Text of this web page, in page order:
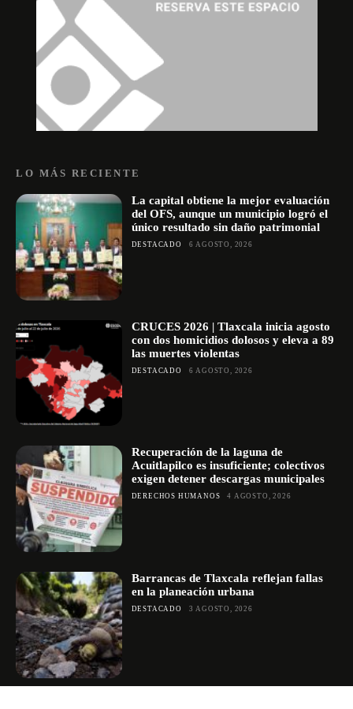
LO MÁS RECIENTE
La capital obtiene la mejor evaluación
del OFS, aunque un municipio logró el
único resultado sin daño patrimonial
DESTACADO 6 AGOSTO, 2026
CRUCES 2026 | Tlaxcala inicia agosto
con dos homicidios dolosos y eleva a 89
las muertes violentas
DESTACADO 6 AGOSTO, 2026
Recuperación de la laguna de
Acuitlapilco es insuficiente; colectivos
exigen detener descargas municipales
DERECHOS HUMANOS 4 AGOSTO, 2026
Barrancas de Tlaxcala reflejan fallas
en la planeación urbana
DESTACADO 3 AGOSTO, 2026